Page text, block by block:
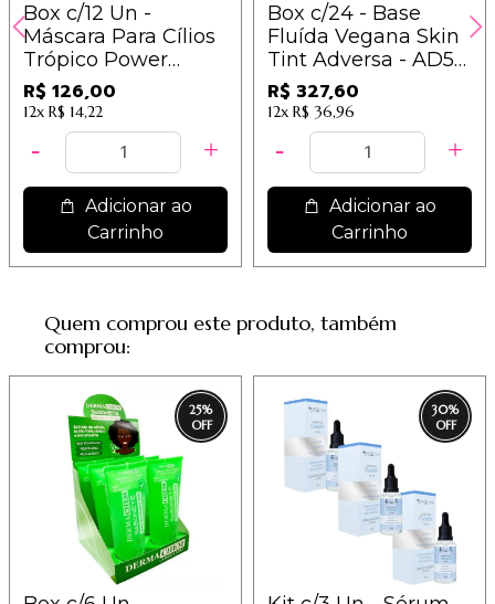
Box c/12 Un -
Máscara Para Cílios
Trópico Power
Volume - Ruby Rose
- HB501 - 10,50
R$ 126,00
12x R$ 14,22
Adicionar ao
Carrinho
Box c/24 - Base
Fluída Vegana Skin
Tint Adversa - AD511
- Tons Médios / 13,65
R$ 327,60
12x R$ 36,96
Adicionar ao
Carrinho
Quem comprou este produto, também
comprou:
25% 30%